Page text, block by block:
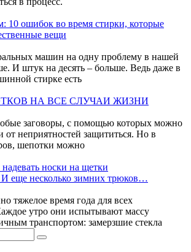
10 ошибок во время стирки, которые
вещи
машин на одну проблему в нашей
И штук на десять – больше. Ведь даже в
стирке есть
НА ВСЕ СЛУЧАИ ЖИЗНИ
заговоры, с помощью которых можно
от неприятностей защититься. Но в
шепотки можно
носки на щетки
И еще несколько зимних трюков…
тяжелое время года для всех
утро они испытывают массу
транспортом: замерзшие стекла